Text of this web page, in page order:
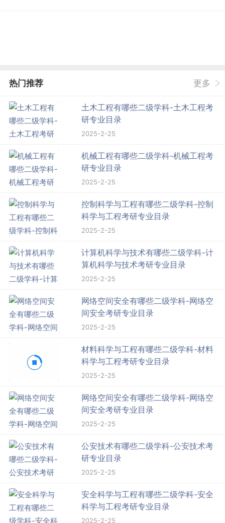
热门推荐 更多
土木工程有哪些二级学科-土木工程考
研专业目录
2025-2-25
机械工程有哪些二级学科-机械工程考
研专业目录
2025-2-25
控制科学与工程有哪些二级学科-控制
科学与工程考研专业目录
2025-2-25
计算机科学与技术有哪些二级学科-计
算机科学与技术考研专业目录
2025-2-25
网络空间安全有哪些二级学科-网络空
间安全考研专业目录
2025-2-25
材料科学与工程有哪些二级学科-材料
科学与工程考研专业目录
2025-2-25
网络空间安全有哪些二级学科-网络空
间安全考研专业目录
2025-2-25
公安技术有哪些二级学科-公安技术考
研专业目录
2025-2-25
安全科学与工程有哪些二级学科-安全
科学与工程考研专业目录
2025-2-25